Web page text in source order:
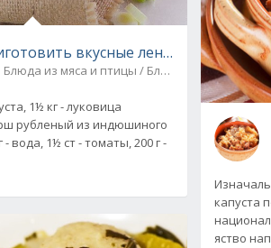
вкусные ленивые голубцы
Блюда из мяса и птицы / Блюда из фарша
1½ кг - луковица
рубленый из индюшиного
- вода, 1½ ст - томаты, 200 г -
капуста
яство